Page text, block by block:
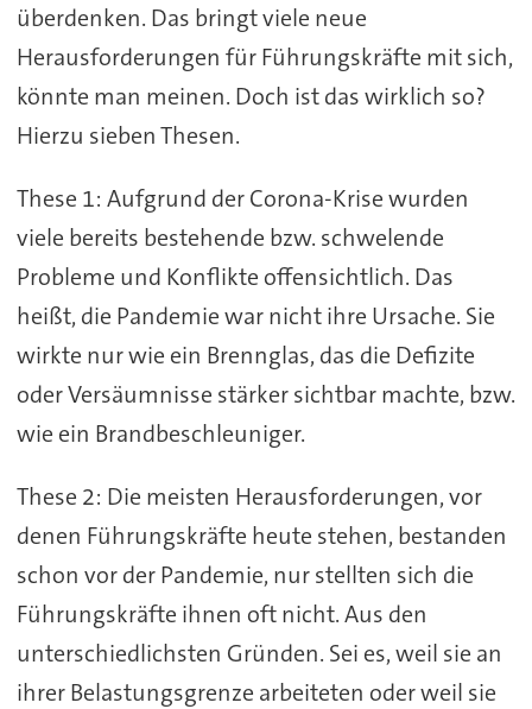
überdenken. Das bringt viele neue
Herausforderungen für Führungskräfte mit sich,
könnte man meinen. Doch ist das wirklich so?
Hierzu sieben Thesen.
These 1: Aufgrund der Corona-Krise wurden
viele bereits bestehende bzw. schwelende
Probleme und Konflikte offensichtlich. Das
heißt, die Pandemie war nicht ihre Ursache. Sie
wirkte nur wie ein Brennglas, das die Defizite
oder Versäumnisse stärker sichtbar machte, bzw.
wie ein Brandbeschleuniger.
These 2: Die meisten Herausforderungen, vor
denen Führungskräfte heute stehen, bestanden
schon vor der Pandemie, nur stellten sich die
Führungskräfte ihnen oft nicht. Aus den
unterschiedlichsten Gründen. Sei es, weil sie an
ihrer Belastungsgrenze arbeiteten oder weil sie